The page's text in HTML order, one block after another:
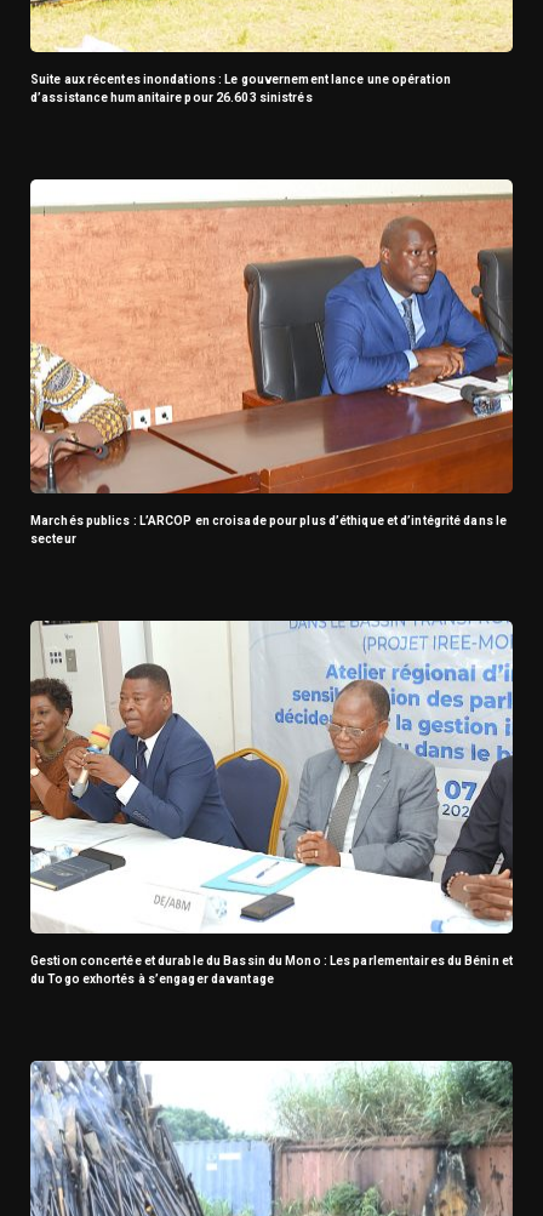
Suite aux récentes inondations : Le gouvernement lance une opération
d’assistance humanitaire pour 26.603 sinistrés
Marchés publics : L’ARCOP en croisade pour plus d’éthique et d’intégrité dans le
secteur
Gestion concertée et durable du Bassin du Mono : Les parlementaires du Bénin et
du Togo exhortés à s’engager davantage